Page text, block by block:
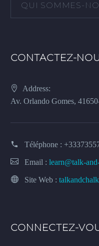
QUI SOMMES-
CONTACTEZ-
Address:
Av. Orlando Gomes,
Téléphone :
Email : learn@talk-
Site Web :
CONNECTEZ-